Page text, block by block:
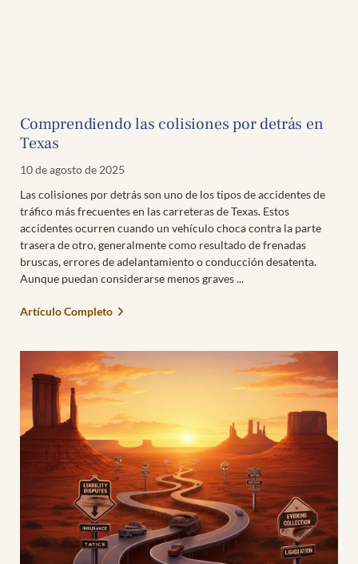
Comprendiendo las colisiones por detrás en
Texas
10 de agosto de 2025
Las colisiones por detrás son uno de los tipos de accidentes de
tráfico más frecuentes en las carreteras de Texas. Estos
accidentes ocurren cuando un vehículo choca contra la parte
trasera de otro, generalmente como resultado de frenadas
bruscas, errores de adelantamiento o conducción desatenta.
Aunque puedan considerarse menos graves
Artículo Completo